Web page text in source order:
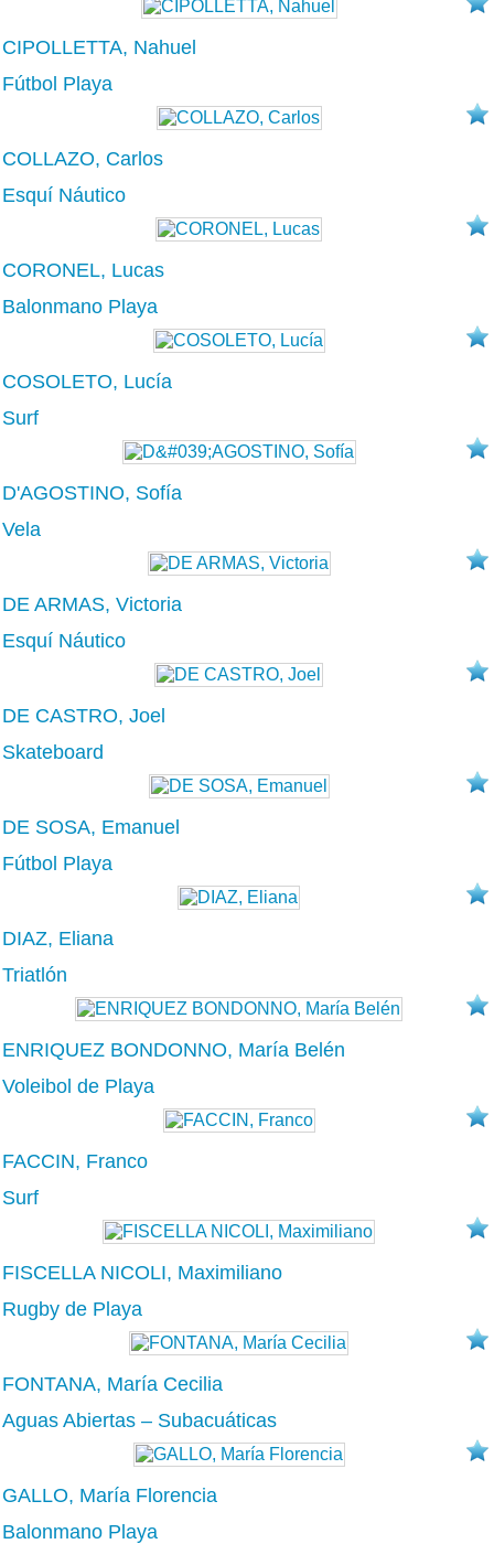
CIPOLLETTA, Nahuel
Fútbol Playa
COLLAZO, Carlos
Esquí Náutico
CORONEL, Lucas
Balonmano Playa
COSOLETO, Lucía
Surf
D'AGOSTINO, Sofía
Vela
DE ARMAS, Victoria
Esquí Náutico
DE CASTRO, Joel
Skateboard
DE SOSA, Emanuel
Fútbol Playa
DIAZ, Eliana
Triatlón
ENRIQUEZ BONDONNO, María Belén
Voleibol de Playa
FACCIN, Franco
Surf
FISCELLA NICOLI, Maximiliano
Rugby de Playa
FONTANA, María Cecilia
Aguas Abiertas – Subacuáticas
GALLO, María Florencia
Balonmano Playa